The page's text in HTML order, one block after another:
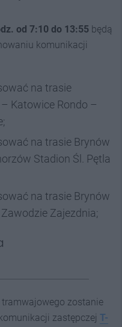
od 7:10 do 13:55 będą
komunikacji
na trasie
Katowice Rondo –
na trasie Brynów
Stadion Śl. Pętla
na trasie Brynów
Zajezdnia;
zostanie
zastępczej T-